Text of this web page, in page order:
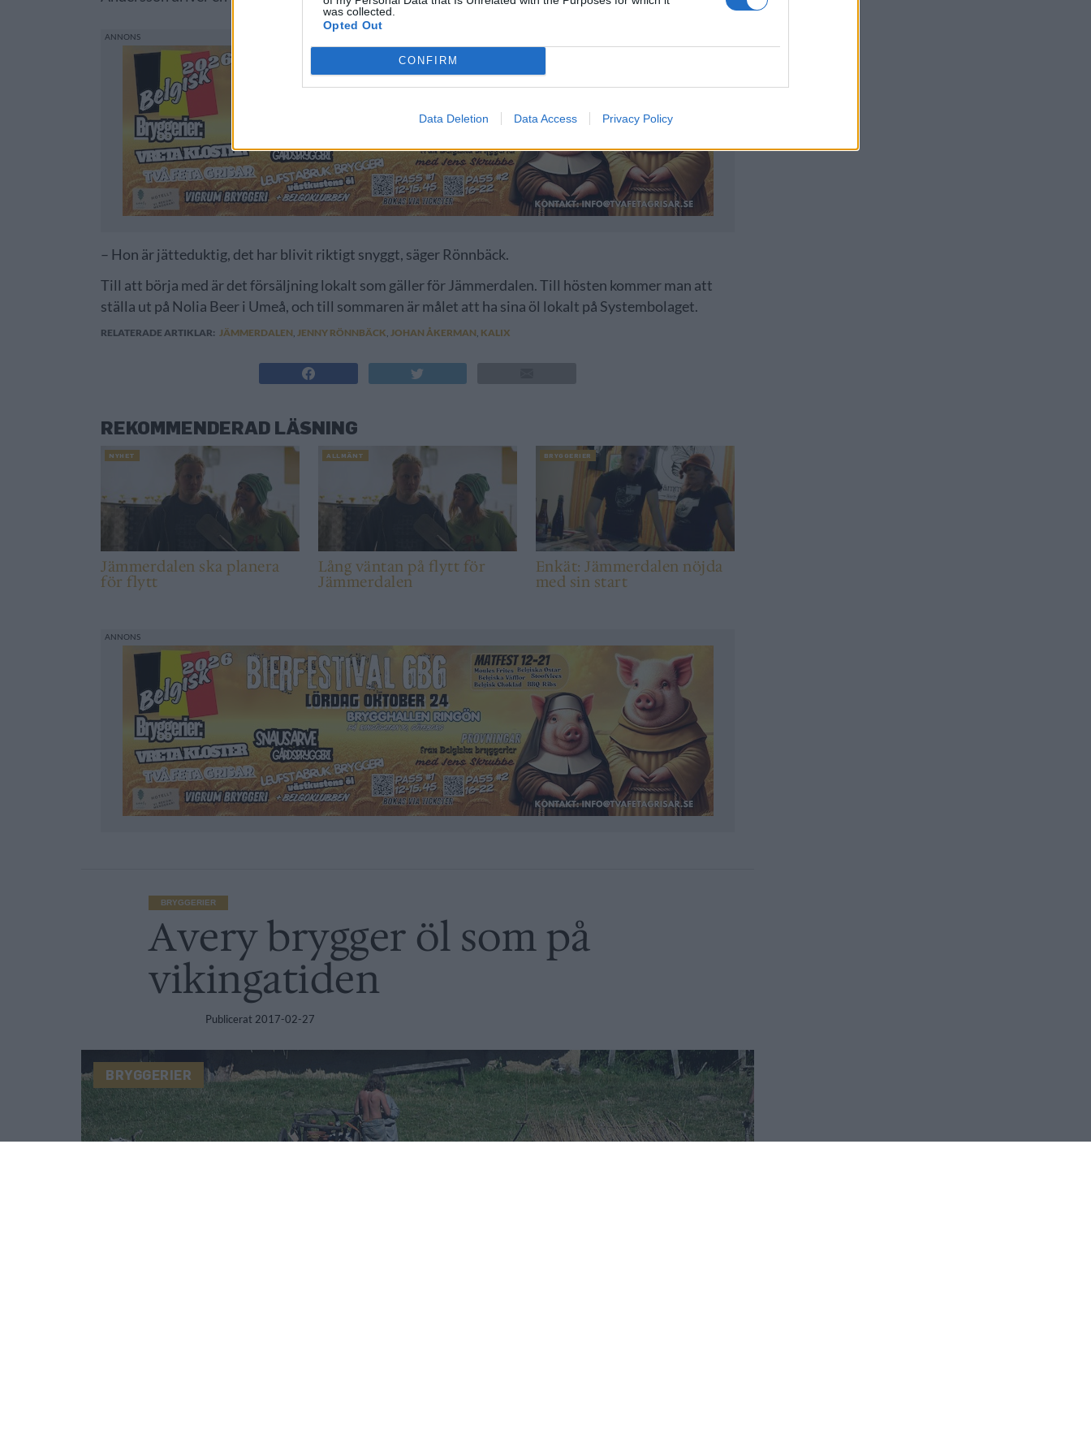
was collected.
Opted Out
CONFIRM
Data Deletion Data Access Privacy Policy
– Hon är jätteduktig, det har blivit riktigt snyggt, säger Rönnbäck.
Till att börja med är det försäljning lokalt som gäller för Jämmerdalen. Till hösten kommer man att
ställa ut på Nolia Beer i Umeå, och till sommaren är målet att ha sina öl lokalt på Systembolaget.
RELATERADE ARTIKLAR: JÄMMERDALEN,JENNY RÖNNBÄCK,JOHAN ÅKERMAN, KALIX
REKOMMENDERAD LÄSNING
NYHET
Jämmerdalen ska planera
för flytt
ALLMÄNT
Lång väntan på flytt för
Jämmerdalen
BRYGGERIER
Enkät: Jämmerdalen nöjda
med sin start
BRYGGERIER
Avery brygger öl som på
vikingatiden
Publicerat 2017-02-27
BRYGGERIER